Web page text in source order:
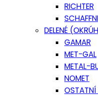
RICHTER
DELENÉ
GAMAR
MET-GAL
METAL-
NOMET